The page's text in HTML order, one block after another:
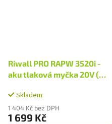
Riwall PRO RAPW 3520i -
aku tlaková myčka 20V (
Skladem
1 404 Kč bez DPH
1 699 Kč